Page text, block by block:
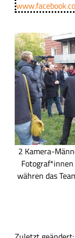
B
i
l
d
2 Kamera-
währen das